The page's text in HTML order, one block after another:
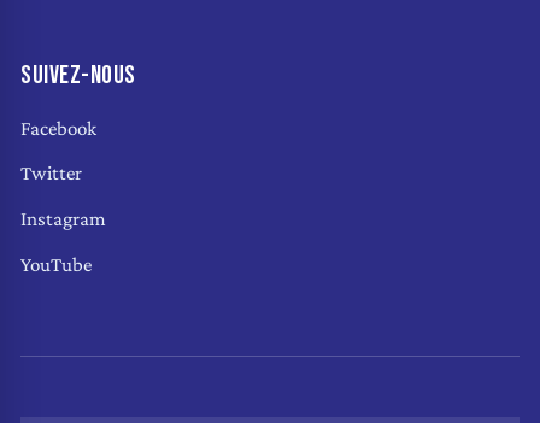
SUIVEZ-NOUS
Facebook
Twitter
Instagram
YouTube